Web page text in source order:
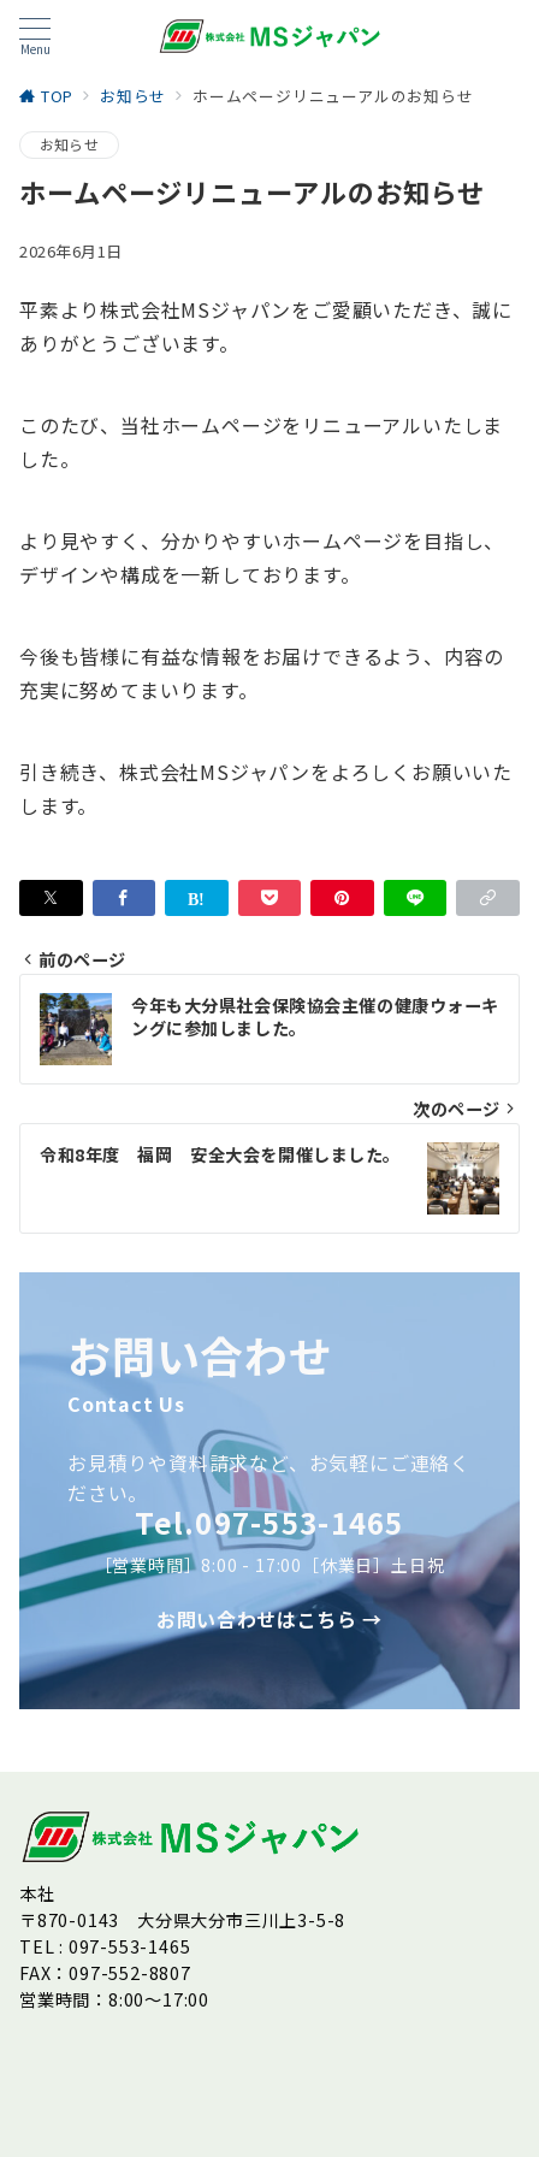
Menu
TOP お知らせ ホームページリニューアルのお知らせ
お知らせ
ホームページリニューアルのお知らせ
2026年6月1日
平素より株式会社MSジャパンをご愛顧いただき、誠に
ありがとうございます。
このたび、当社ホームページをリニューアルいたしま
した。
より見やすく、分かりやすいホームページを目指し、
デザインや構成を一新しております。
今後も皆様に有益な情報をお届けできるよう、内容の
充実に努めてまいります。
引き続き、株式会社MSジャパンをよろしくお願いいた
します。
投
稿
ナ
ビ
ゲ
シ
ョ
前のページ
今年も大分県社会保険協会主催の健康ウォーキ
ングに参加しました。
次のページ
令和8年度 福岡 安全大会を開催しました。
お問い合わせ
Contact Us
お見積りや資料請求など、お気軽にご連絡く
ださい。
Tel.097-553-1465
［営業時間］8:00 - 17:00［休業日］土日祝
お問い合わせはこちら →
本社
〒870-0143 大分県大分市三川上3-5-8
TEL : 097-553-1465
FAX：097-552-8807
営業時間：8:00～17:00